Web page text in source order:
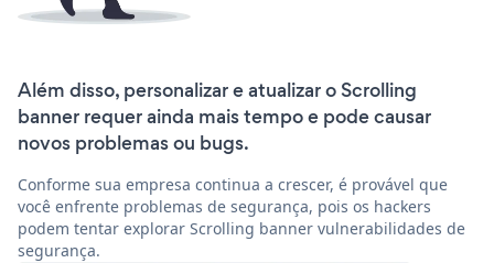
Além disso, personalizar e atualizar o Scrolling
banner requer ainda mais tempo e pode causar
novos problemas ou bugs.
Conforme sua empresa continua a crescer, é provável que
você enfrente problemas de segurança, pois os hackers
podem tentar explorar Scrolling banner vulnerabilidades de
segurança.